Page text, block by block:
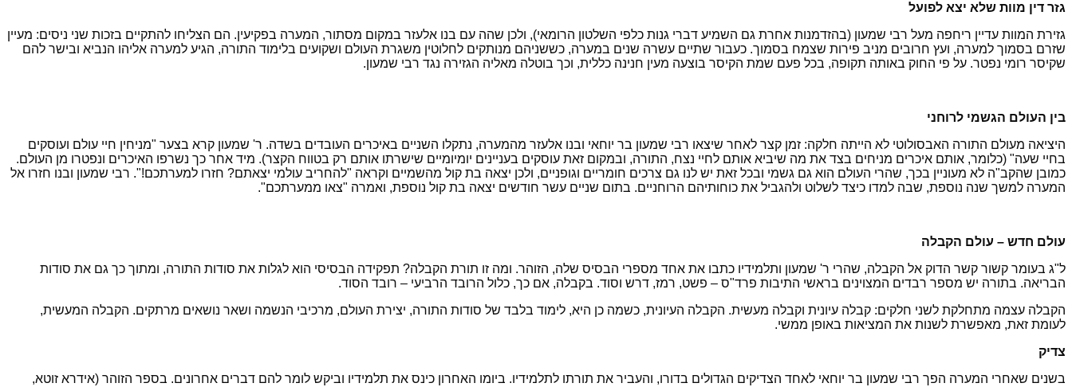
גזר דין מוות שלא יצא לפועל
גזירת המוות עדיין ריחפה מעל רבי שמעון (בהזדמנות אחרת גם השמיע דברי גנות כלפי השלטון הרומאי), ולכן שהה עם בנו אלעזר במקום מסתור, המערה בפקיעין. הם הצליחו להתקיים בזכות שני ניסים: מעיין
שזרם בסמוך למערה, ועץ חרובים מניב פירות שצמח בסמוך. כעבור שתיים עשרה שנים במערה, כששניהם מנותקים לחלוטין משגרת העולם ושקועים בלימוד התורה, הגיע למערה אליהו הנביא ובישר להם
שקיסר רומי נפטר. על פי החוק באותה תקופה, בכל פעם שמת הקיסר בוצעה מעין חנינה כללית, וכך בוטלה מאליה הגזירה נגד רבי שמעון.
בין העולם הגשמי לרוחני
היציאה מעולם התורה האבסולוטי לא הייתה חלקה: זמן קצר לאחר שיצאו רבי שמעון בר יוחאי ובנו אלעזר מהמערה, נתקלו השניים באיכרים העובדים בשדה. ר' שמעון קרא בצער "מניחין חיי עולם ועוסקים
בחיי שעה" (כלומר, אותם איכרים מניחים בצד את מה שיביא אותם לחיי נצח, התורה, ובמקום זאת עוסקים בעניינים יומיומיים שישרתו אותם רק בטווח הקצר). מיד אחר כך נשרפו האיכרים ונפטרו מן העולם.
כמובן שהקב"ה לא מעוניין בכך, שהרי העולם הוא גם גשמי ובכל זאת יש לנו גם צרכים חומריים וגופניים, ולכן יצאה בת קול מהשמיים וקראה "להחריב עולמי יצאתם? חזרו למערתכם!". רבי שמעון ובנו חזרו אל
המערה למשך שנה נוספת, שבה למדו כיצד לשלוט ולהגביל את כוחותיהם הרוחניים. בתום שניים עשר חודשים יצאה בת קול נוספת, ואמרה "צאו ממערתכם".
עולם חדש – עולם הקבלה
ל"ג בעומר קשור קשר הדוק אל הקבלה, שהרי ר' שמעון ותלמידיו כתבו את אחד מספרי הבסיס שלה, הזוהר. ומה זו תורת הקבלה? תפקידה הבסיסי הוא לגלות את סודות התורה, ומתוך כך גם את סודות
הבריאה. בתורה יש מספר רבדים המצוינים בראשי התיבות פרד"ס – פשט, רמז, דרש וסוד. בקבלה, אם כך, כלול הרובד הרביעי – רובד הסוד.
הקבלה עצמה מתחלקת לשני חלקים: קבלה עיונית וקבלה מעשית. הקבלה העיונית, כשמה כן היא, לימוד בלבד של סודות התורה, יצירת העולם, מרכיבי הנשמה ושאר נושאים מרתקים. הקבלה המעשית,
לעומת זאת, מאפשרת לשנות את המציאות באופן ממשי.
צדיק
בשנים שאחרי המערה הפך רבי שמעון בר יוחאי לאחד הצדיקים הגדולים בדורו, והעביר את תורתו לתלמידיו. ביומו האחרון כינס את תלמידיו וביקש לומר להם דברים אחרונים. בספר הזוהר (אידרא זוטא,